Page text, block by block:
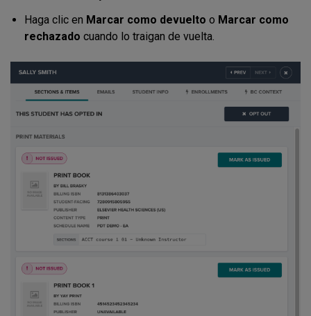
Haga clic en Marcar como devuelto o Marcar como
rechazado cuando lo traigan de vuelta.